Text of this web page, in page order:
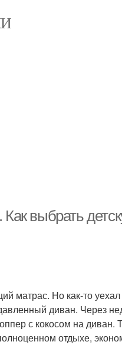
выбрать
матрас. Но как-то
диван. Через
с кокосом на диван.
отдыхе,